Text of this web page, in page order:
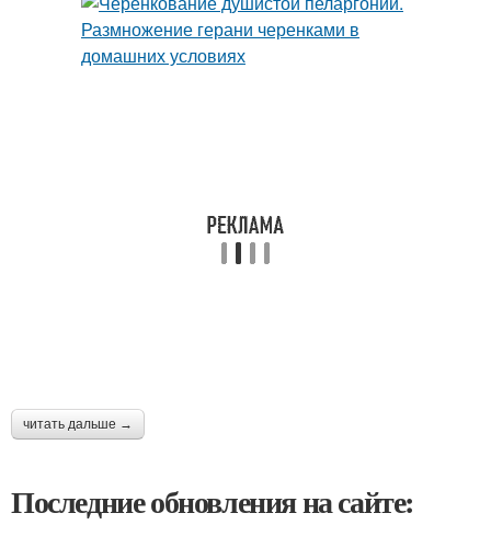
читать дальше →
Последние обновления на сайте: